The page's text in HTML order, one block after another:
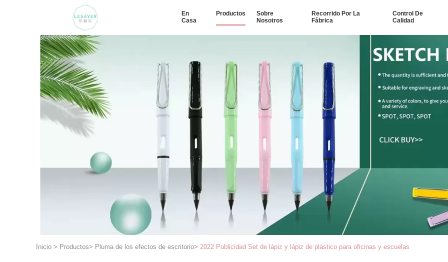
En
Casa
Productos
Sobre
Nosotros
Recorrido Por La
Fábrica
Control De
Calidad
Inicio > Productos> Pluma de los efectos de escritorio> 2022 Publicidad Set de lápiz y lápiz de plástico para oficinas y escuelas